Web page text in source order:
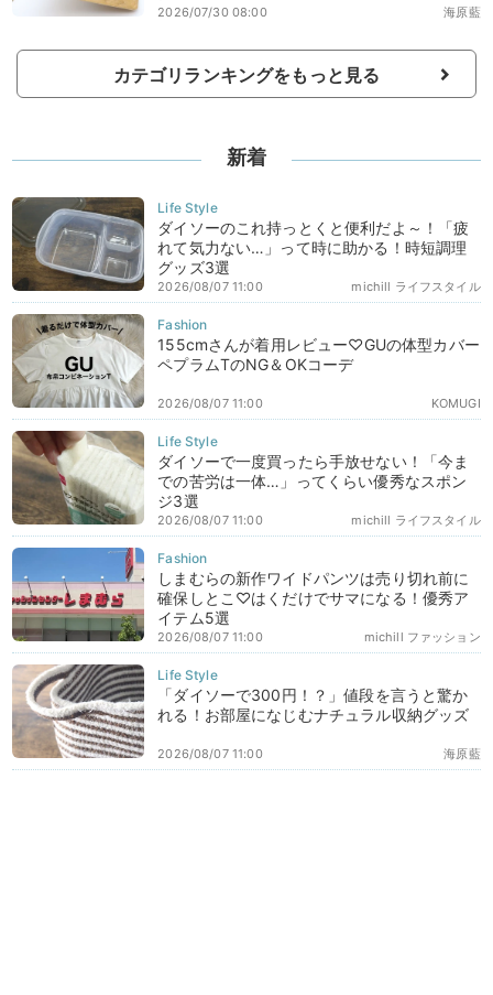
海原藍
2026/07/30 08:00
カテゴリランキングをもっと見る
新着
ダイソーのこれ持っとくと便利だよ～！「疲
れて気力ない…」って時に助かる！時短調理
グッズ3選
michill ライフスタイル
2026/08/07 11:00
155cmさんが着用レビュー♡GUの体型カバー
ペプラムTのNG＆OKコーデ
KOMUGI
2026/08/07 11:00
ダイソーで一度買ったら手放せない！「今ま
での苦労は一体…」ってくらい優秀なスポン
ジ3選
michill ライフスタイル
2026/08/07 11:00
しまむらの新作ワイドパンツは売り切れ前に
確保しとこ♡はくだけでサマになる！優秀ア
イテム5選
michill ファッション
2026/08/07 11:00
「ダイソーで300円！？」値段を言うと驚か
れる！お部屋になじむナチュラル収納グッズ
海原藍
2026/08/07 11:00